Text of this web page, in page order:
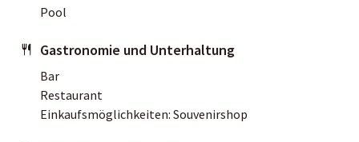
Pool
Gastronomie und Unterhaltung
Bar
Restaurant
Einkaufsmöglichkeiten: Souvenirshop